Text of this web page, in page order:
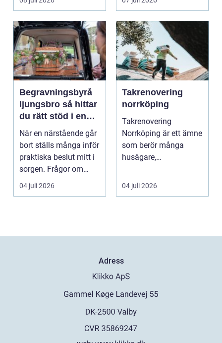
Begravningsbyrå
ljungsbro så hittar
du rätt stöd i en
svår tid
När en närstående går
bort ställs många inför
praktiska beslut mitt i
sorgen. Frågor om
ceremoni, ju...
04 juli 2026
Takrenovering
norrköping
Takrenovering
Norrköping är ett ämne
som berör många
husägare,
och fastighets...
04 juli 2026
Adress